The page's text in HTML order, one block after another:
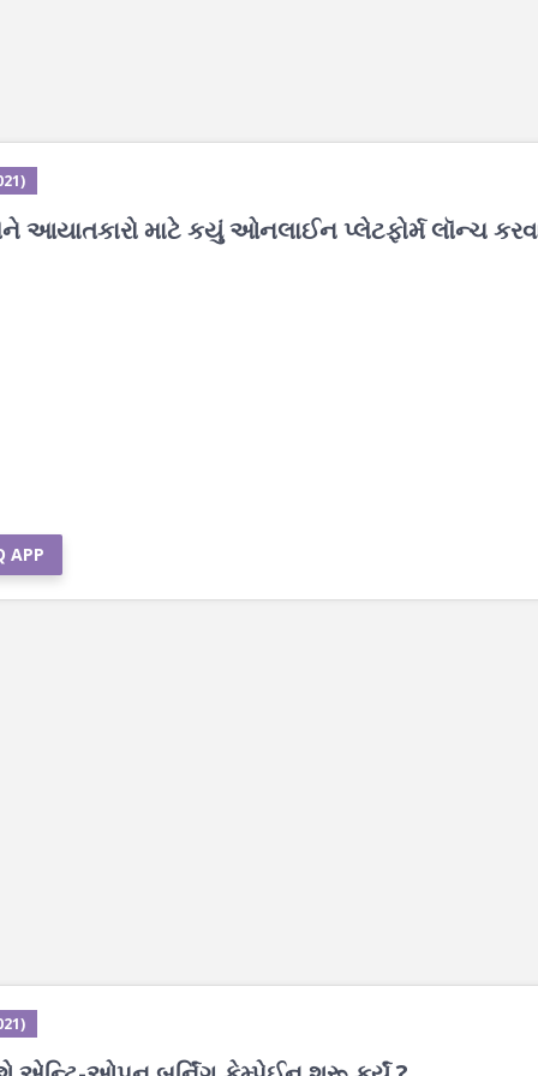
આયાતકારો માટે કયું ઓનલાઈન પ્લેટફોર્મ લૉન્ચ
APP